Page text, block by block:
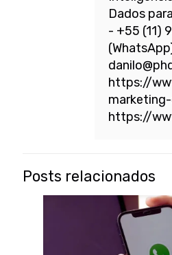
Dados
- +55 (11)
https://
https://
Posts relacionados